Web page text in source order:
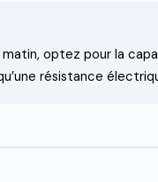
optez pour la
résistance